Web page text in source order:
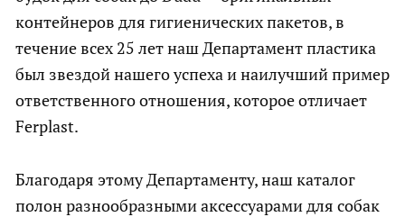
контейнеров для гигиенических пакетов, в
течение всех 25 лет наш Департамент пластика
был звездой нашего успеха и наилучший пример
ответственного отношения, которое отличает
Ferplast.
Благодаря этому Департаменту, наш каталог
полон разнообразными аксессуарами для собак